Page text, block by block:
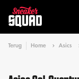
Terug Home Asics